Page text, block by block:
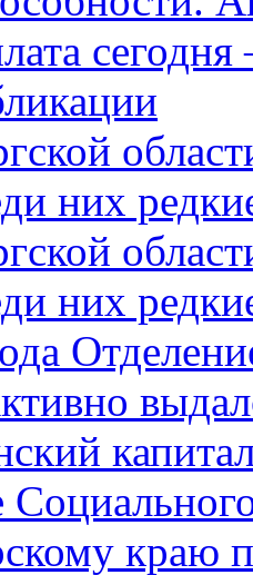
них
них
краю